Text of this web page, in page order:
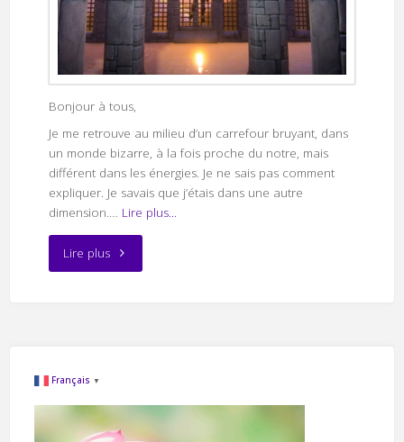
Bonjour à tous,
Je me retrouve au milieu d’un carrefour bruyant, dans
un monde bizarre, à la fois proche du notre, mais
différent dans les énergies. Je ne sais pas comment
expliquer. Je savais que j’étais dans une autre
dimension.… Lire plus...
Lire plus"S’initier
Français ▼